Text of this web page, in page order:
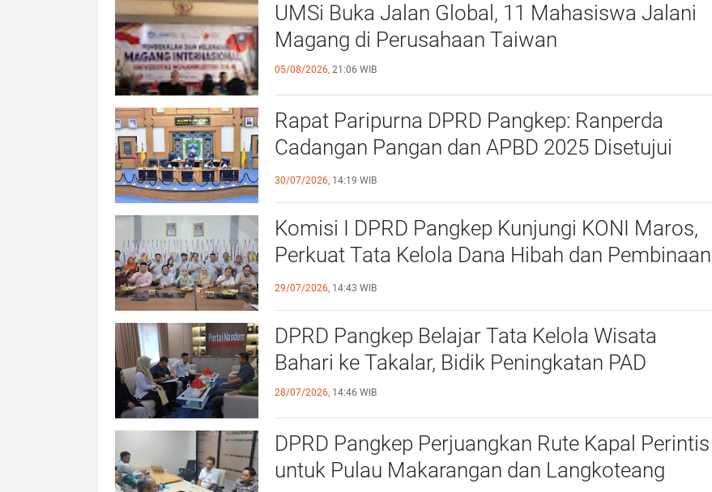
UMSi Buka Jalan Global, 11 Mahasiswa Jalani
Magang di Perusahaan Taiwan
05/08/2026, 21:06 WIB
Rapat Paripurna DPRD Pangkep: Ranperda
Cadangan Pangan dan APBD 2025 Disetujui
dengan Sejumlah Catatan
30/07/2026, 14:19 WIB
Komisi I DPRD Pangkep Kunjungi KONI Maros,
Perkuat Tata Kelola Dana Hibah dan Pembinaan
Olahraga
29/07/2026, 14:43 WIB
DPRD Pangkep Belajar Tata Kelola Wisata
Bahari ke Takalar, Bidik Peningkatan PAD
28/07/2026, 14:46 WIB
DPRD Pangkep Perjuangkan Rute Kapal Perintis
untuk Pulau Makarangan dan Langkoteang